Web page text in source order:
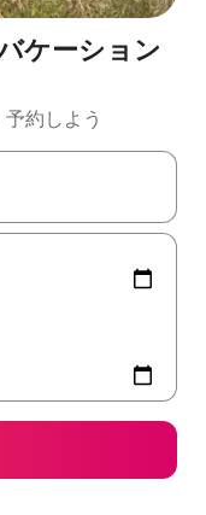
ケーション
約しよう
ーを使って移動するか